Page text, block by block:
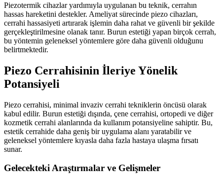
Piezotermik cihazlar yardımıyla uygulanan bu teknik, cerrahın
hassas hareketini destekler. Ameliyat sürecinde piezo cihazları,
cerrahi hassasiyeti artırarak işlemin daha rahat ve güvenli bir şekilde
gerçekleştirilmesine olanak tanır. Burun estetiği yapan birçok cerrah,
bu yöntemin geleneksel yöntemlere göre daha güvenli olduğunu
belirtmektedir.
Piezo Cerrahisinin İleriye Yönelik
Potansiyeli
Piezo cerrahisi, minimal invaziv cerrahi tekniklerin öncüsü olarak
kabul edilir. Burun estetiği dışında, çene cerrahisi, ortopedi ve diğer
kozmetik cerrahi alanlarında da kullanım potansiyeline sahiptir. Bu,
estetik cerrahide daha geniş bir uygulama alanı yaratabilir ve
geleneksel yöntemlere kıyasla daha fazla hastaya ulaşma fırsatı
sunar.
Gelecekteki Araştırmalar ve Gelişmeler